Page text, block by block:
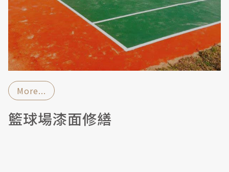
More...
籃球場漆面修繕